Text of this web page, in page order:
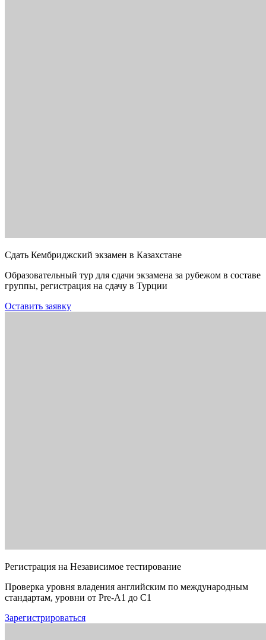
Сдать Кембриджский экзамен в Казахстане
Образовательный тур для сдачи экзамена за рубежом в составе
группы, регистрация на сдачу в Турции
Оставить заявку
Регистрация на Независимое тестирование
Проверка уровня владения английским по международным
стандартам, уровни от Pre-A1 до C1
Зарегистрироваться